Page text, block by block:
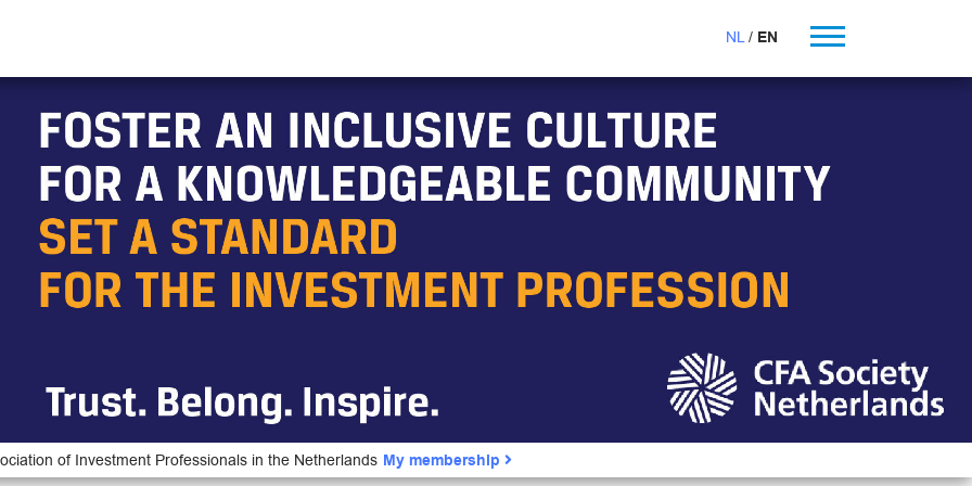
NL EN
of Investment Professionals in the Netherlands My membership